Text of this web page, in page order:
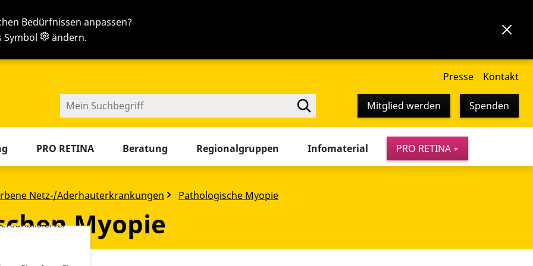
Bedürfnissen anpassen?
Symbol ändern.
Presse Kontakt
Mitglied werden Spenden
jetzt die Tab-Taste
PRO RETINA Beratung Regionalgruppen Infomaterial PRO RETINA +
Netz-/Aderhauterkrankungen Pathologische Myopie
Myopie
der Webseite